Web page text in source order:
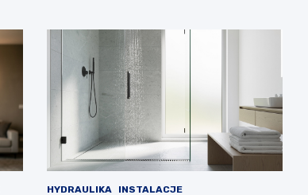
HYDRAULIKA INSTALACJE